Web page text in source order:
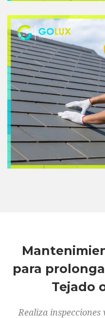
para
Tejado
Realiza